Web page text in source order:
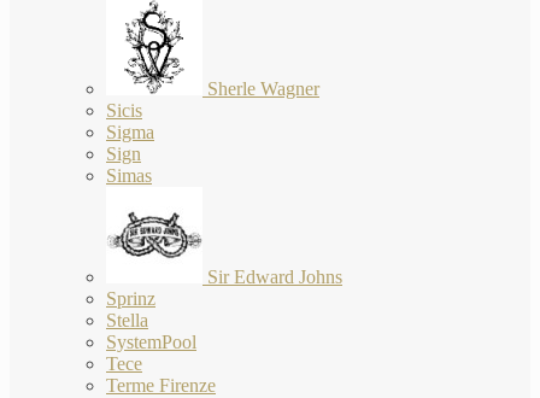
Sherle Wagner
Sicis
Sigma
Sign
Simas
Sir Edward Johns
Sprinz
Stella
SystemPool
Tece
Terme Firenze